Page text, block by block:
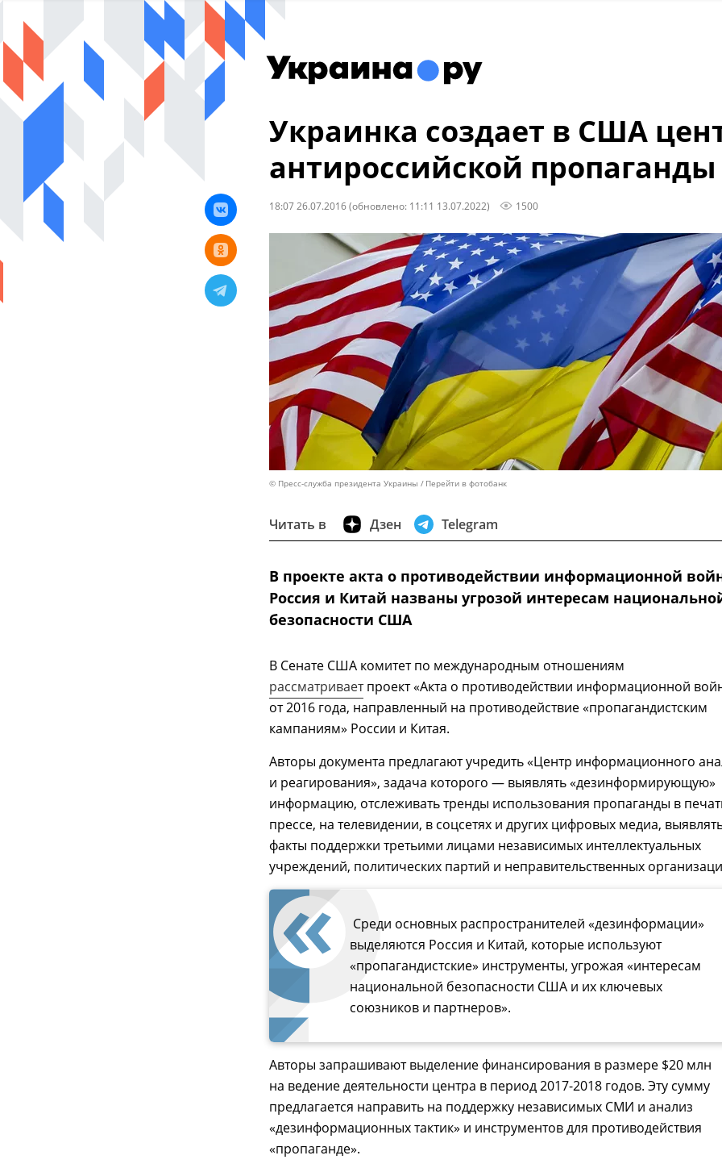
Украинка создает в США
антироссийской пропаганды
18:07 26.07.2016(обновлено: 11:11 13.07.2022) 1500
© Пресс-служба президента Украины Перейти в фотобанк
Читать в Дзен Telegram
В проекте акта о противодействии информационной
Россия и Китай названы угрозой интересам
безопасности США
В Сенате США комитет по международным отношениям
рассматриваетпроект «Акта о противодействии информационной
от 2016 года, направленный на противодействие «пропагандистским
кампаниям» России и Китая.
Авторы документа предлагают учредить «Центр информационного
и реагирования», задача которого — выявлять «дезинформирующую»
информацию, отслеживать тренды использования пропаганды в
прессе, на телевидении, в соцсетях и других цифровых медиа,
факты поддержки третьими лицами независимых интеллектуальных
учреждений, политических партий и неправительственных
Среди основных распространителей «дезинформации»
выделяются Россия и Китай, которые используют
«пропагандистские» инструменты, угрожая «интересам
национальной безопасности США и их ключевых
союзников и партнеров».
Авторы запрашивают выделение финансирования в размере $20 млн
на ведение деятельности центра в период 2017-2018 годов. Эту сумму
предлагается направить на поддержку независимых СМИ и анализ
«дезинформационных тактик» и инструментов для противодействия
«пропаганде».